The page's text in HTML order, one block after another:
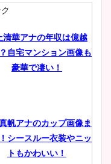
清華アナの年収は億越
自宅マンション画像も
豪華で凄い！
帆アナのカップ画像ま
シースルー衣装やニッ
トもかわいい！